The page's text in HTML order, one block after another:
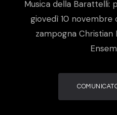
Musica della Barattelli:
giovedì 10 novembre
zampogna Christian